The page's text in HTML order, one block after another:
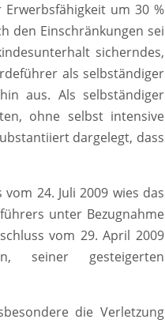
um 30 %
den Einschränkungen sei
sicherndes,
als selbständiger
aus. Als selbständiger
ohne selbst intensive
dargelegt, dass
24. Juli 2009 wies das
unter Bezugnahme
vom 29. April 2009
seiner gesteigerten
die Verletzung